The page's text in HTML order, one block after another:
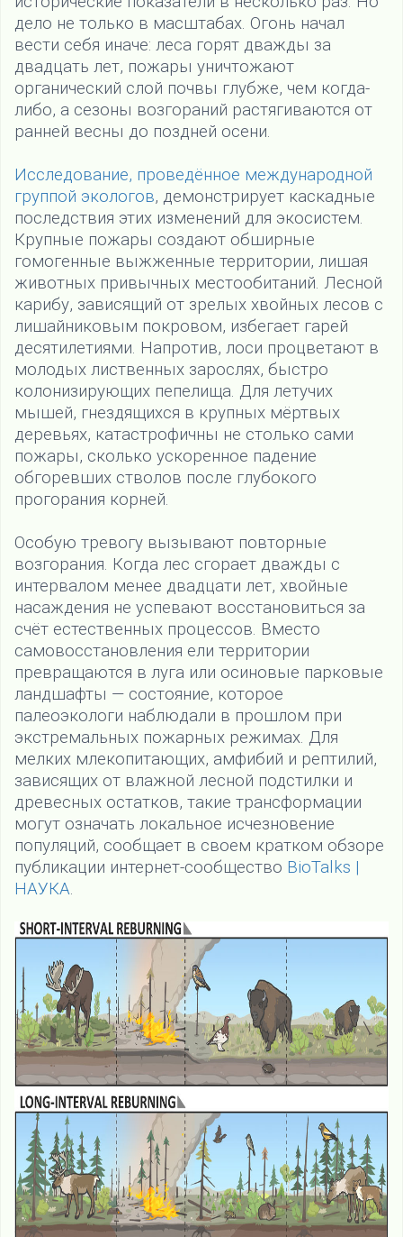
дело не только в масштабах. Огонь начал
вести себя иначе: леса горят дважды за
двадцать лет, пожары уничтожают
органический слой почвы глубже, чем когда-
либо, а сезоны возгораний растягиваются от
ранней весны до поздней осени.
Исследование, проведённое международной
группой экологов, демонстрирует каскадные
последствия этих изменений для экосистем.
Крупные пожары создают обширные
гомогенные выжженные территории, лишая
животных привычных местообитаний. Лесной
карибу, зависящий от зрелых хвойных лесов с
лишайниковым покровом, избегает гарей
десятилетиями. Напротив, лоси процветают в
молодых лиственных зарослях, быстро
колонизирующих пепелища. Для летучих
мышей, гнездящихся в крупных мёртвых
деревьях, катастрофичны не столько сами
пожары, сколько ускоренное падение
обгоревших стволов после глубокого
прогорания корней.
Особую тревогу вызывают повторные
возгорания. Когда лес сгорает дважды с
интервалом менее двадцати лет, хвойные
насаждения не успевают восстановиться за
счёт естественных процессов. Вместо
самовосстановления ели территории
превращаются в луга или осиновые парковые
ландшафты — состояние, которое
палеоэкологи наблюдали в прошлом при
экстремальных пожарных режимах. Для
мелких млекопитающих, амфибий и рептилий,
зависящих от влажной лесной подстилки и
древесных остатков, такие трансформации
могут означать локальное исчезновение
популяций, сообщает в своем кратком обзоре
публикации интернет-сообщество BioTalks |
НАУКА.